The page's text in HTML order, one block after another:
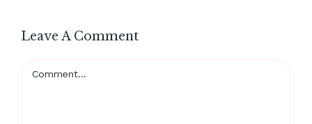
Leave A Comment